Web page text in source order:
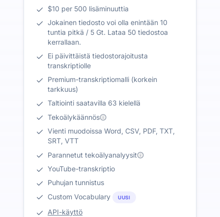
$10 per 500 lisäminuuttia
Jokainen tiedosto voi olla enintään 10
tuntia pitkä / 5 Gt. Lataa 50 tiedostoa
kerrallaan.
Ei päivittäistä tiedostorajoitusta
transkriptiolle
Premium-transkriptiomalli (korkein
tarkkuus)
Taltiointi saatavilla 63 kielellä
Tekoälykäännös
Vienti muodoissa Word, CSV, PDF, TXT,
SRT, VTT
Parannetut tekoälyanalyysit
YouTube-transkriptio
Puhujan tunnistus
Custom Vocabulary
UUSI
API-käyttö